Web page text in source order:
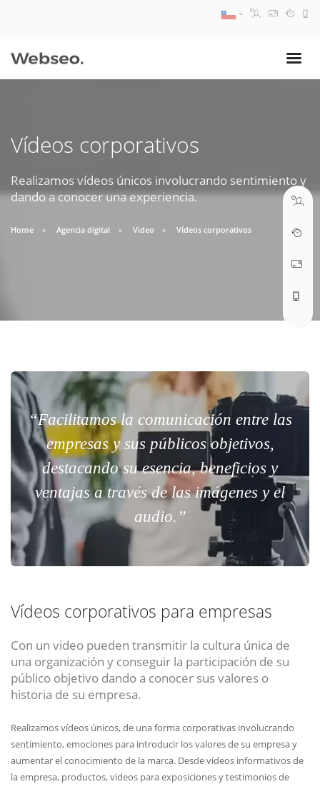
Vídeos corporativos
Realizamos vídeos únicos involucrando sentimiento y
dando a conocer una experiencia.
Home Agencia digital Video Vídeos corporativos
“Facilitamos la comunicación entre las
empresas y sus públicos objetivos,
destacando su esencia, beneficios y
ventajas a través de las imágenes y el
audio.”
Vídeos corporativos para empresas
Con un video pueden transmitir la cultura única de
una organización y conseguir la participación de su
público objetivo dando a conocer sus valores o
historia de su empresa.
Realizamos vídeos únicos, de una forma corporativas involucrando
sentimiento, emociones para introducir los valores de su empresa y
aumentar el conocimiento de la marca. Desde vídeos informativos de
la empresa, productos, videos para exposiciones y testimonios de
09:30 AM A 18:30 PM
soporte@webseo.cl